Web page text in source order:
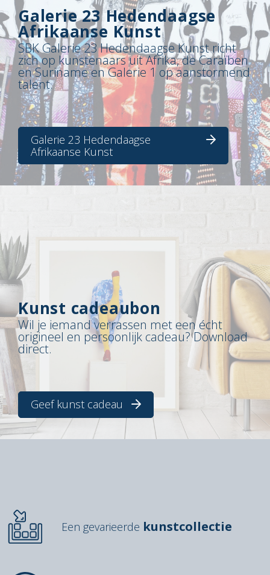
Galerie 23 Hedendaagse
Afrikaanse Kunst
SBK Galerie 23 Hedendaagse Kunst richt
zich op kunstenaars uit Afrika, de Caraïben
en Suriname en Galerie 1 op aanstormend
talent.
Galerie 23 Hedendaagse
Afrikaanse Kunst
Kunst cadeaubon
Wil je iemand verrassen met een écht
origineel en persoonlijk cadeau? Download
direct.
Geef kunst cadeau
Een gevarieerde kunstcollectie